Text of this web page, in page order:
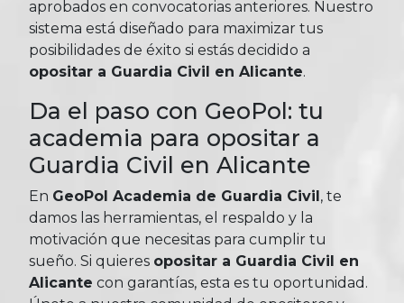
aprobados en convocatorias anteriores. Nuestro
sistema está diseñado para maximizar tus
posibilidades de éxito si estás decidido a
opositar a Guardia Civil en Alicante.
Da el paso con GeoPol: tu
academia para opositar a
Guardia Civil en Alicante
En GeoPol Academia de Guardia Civil , te
damos las herramientas, el respaldo y la
motivación que necesitas para cumplir tu
sueño. Si quieres opositar a Guardia Civil en
Alicante con garantías, esta es tu oportunidad.